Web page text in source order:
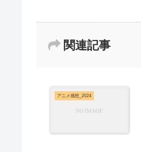
関連記事
アニメ感想_2024